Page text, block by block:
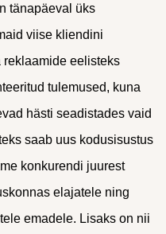
tänapäeval üks
viise kliendini
eelisteks
tulemused, kuna
hästi seadistades vaid
saab uus kodusisustus
konkurendi juurest
elajatele ning
emadele. Lisaks on nii